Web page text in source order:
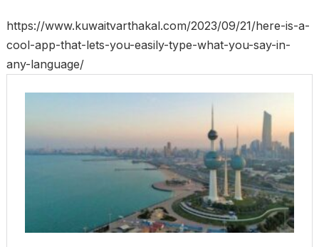
https://www.kuwaitvarthakal.com/2023/09/21/here-is-a-
cool-app-that-lets-you-easily-type-what-you-say-in-
any-language/